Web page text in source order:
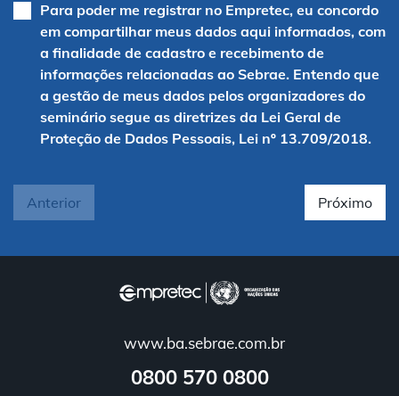
Para poder me registrar no Empretec, eu concordo
em compartilhar meus dados aqui informados, com
a finalidade de cadastro e recebimento de
informações relacionadas ao Sebrae. Entendo que
a gestão de meus dados pelos organizadores do
seminário segue as diretrizes da Lei Geral de
Proteção de Dados Pessoais, Lei nº 13.709/2018.
Anterior Próximo
www.ba.sebrae.com.br
0800 570 0800